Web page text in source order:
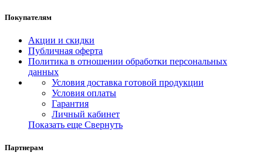
Покупателям
Акции и скидки
Публичная оферта
Политика в отношении обработки персональных
данных
Условия доставка готовой продукции
Условия оплаты
Гарантия
Личный кабинет
Показать еще Свернуть
Партнерам